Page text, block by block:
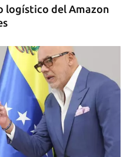
logístico del Amazon